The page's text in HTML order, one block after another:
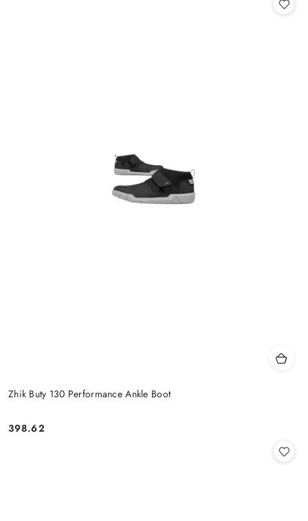
Zhik Buty 130 Performance Ankle Boot
Cena:
398.62